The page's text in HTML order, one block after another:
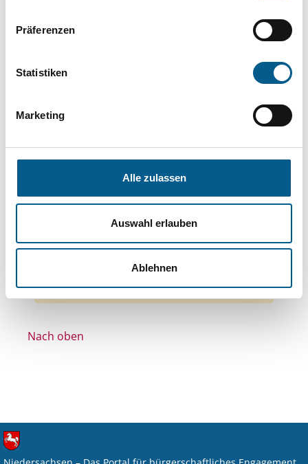
Präferenzen
Statistiken
Marketing
Alle zulassen
Auswahl erlauben
Ablehnen
Kategorien verfeinert werden.
Suchen
Aktive Filter:
Themen: Wohlfahrtswesen
Themen: Wohltätige Zwecke
Themen: Bürgerschaftliches Engagement
Themen: Kirchliche Zwecke
Themen: Tierschutz
Alle Filter entfernen
Nach oben